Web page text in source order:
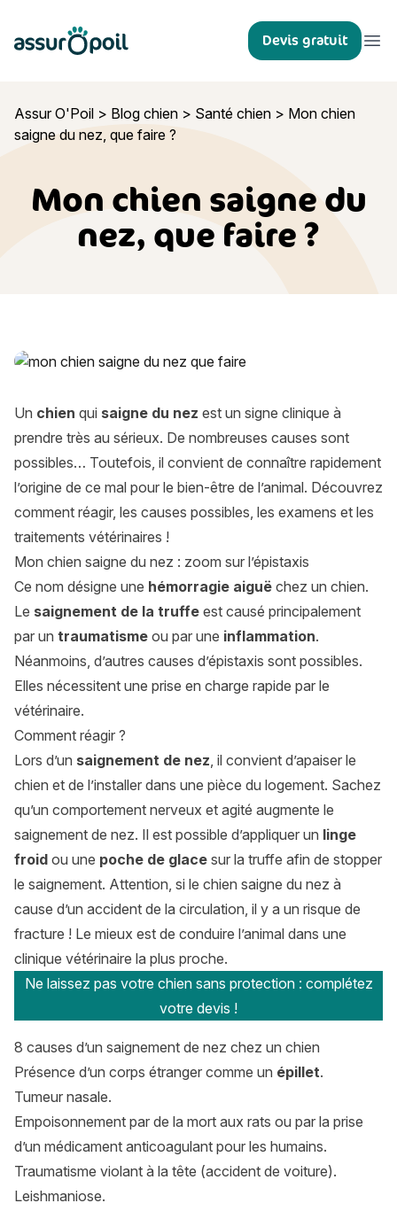
Assur O'Poil Devis gratuit
Assur O'Poil > Blog chien > Santé chien > Mon chien
saigne du nez, que faire ?
Mon chien saigne du
nez, que faire ?
Mon chien saigne du nez, que faire ?
Un chien qui saigne du nez est un signe clinique à
prendre très au sérieux. De nombreuses causes sont
possibles… Toutefois, il convient de connaître rapidement
l’origine de ce mal pour le bien-être de l’animal. Découvrez
comment réagir, les causes possibles, les examens et les
traitements vétérinaires !
Mon chien saigne du nez : zoom sur l’épistaxis
Ce nom désigne une hémorragie aiguë chez un chien.
Le saignement de la truffe est causé principalement
par un traumatisme ou par une inflammation.
Néanmoins, d’autres causes d’épistaxis sont possibles.
Elles nécessitent une prise en charge rapide par le
vétérinaire.
Comment réagir ?
Lors d’un saignement de nez, il convient d’apaiser le
chien et de l’installer dans une pièce du logement. Sachez
qu’un comportement nerveux et agité augmente le
saignement de nez. Il est possible d’appliquer un linge
froid ou une poche de glace sur la truffe afin de stopper
le saignement. Attention, si le chien saigne du nez à
cause d’un accident de la circulation, il y a un risque de
fracture ! Le mieux est de conduire l’animal dans une
clinique vétérinaire la plus proche.
Ne laissez pas votre chien sans protection : complétez
votre devis !
8 causes d’un saignement de nez chez un chien
Présence d’un corps étranger comme un épillet.
Tumeur nasale.
Empoisonnement par de la mort aux rats ou par la prise
d’un médicament anticoagulant pour les humains.
Traumatisme violant à la tête (accident de voiture).
Leishmaniose.